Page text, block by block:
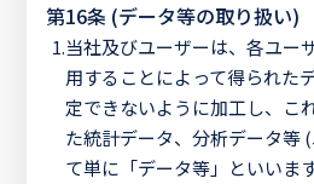
第16条 (データ等の取り扱い)
1.当社及びユーザーは、各ユー
用することによって得られた
定できないように加工し、こ
た統計データ、分析データ等
て単に「データ等」といいま